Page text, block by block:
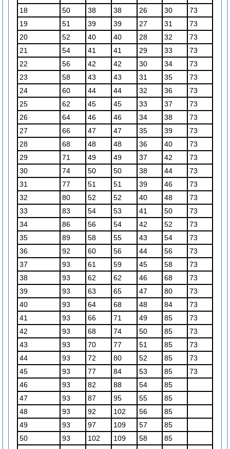
18
50 38 38 26 30
73
19
51 39 39 27 31
73
20
52 40 40 28 32
73
21
54 41 41 29 33
73
22
56 42 42 30 34
73
23
58 43 43 31 35
73
24
60 44 44 32 36
73
25
62 45 45 33 37
73
26
64 46 46 34 38
73
27
66 47 47 35 39
73
28
68 48 48 36 40
73
29
71 49 49 37 42
73
30
74 50 50 38 44
73
31
77 51 51 39 46
73
32
80 52 52 40 48
73
33
83 54 53 41 50
73
34
86 56 54 42 52
73
35
89 58 55 43 54
73
36
92 60 56 44 56
73
37
93 61 59 45 58
73
38
93 62 62 46 68
73
39
93 63 65 47 80
73
40
93 64 68 48 84
73
41
93 66 71 49 85
73
42
93 68 74 50 85
73
43
93 70 77 51 85
73
44
93 72 80 52 85
73
45
93 77 84 53 85
73
46
93 82 88 54
85
47
93 87 95 55
85
48
93 92 102 56
85
49
93 97 109 57
85
50
93 102 109 58
85